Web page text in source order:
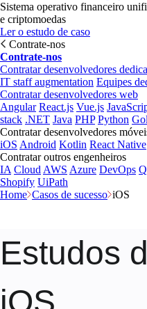
Sistema operativo financeiro
e criptomoedas
Ler o estudo de caso
Contrate-nos
Contrate-nos
Contratar desenvolvedores
IT staff augmentation Equipes
Contratar desenvolvedores web
Angular React.js Vue.js
stack .NET Java PHP Python
Contratar desenvolvedores
iOS Android Kotlin React Native
Contratar outros engenheiros
IA Cloud AWS Azure DevOps
Shopify UiPath
Home Casos de sucesso iOS
Estudos
iOS